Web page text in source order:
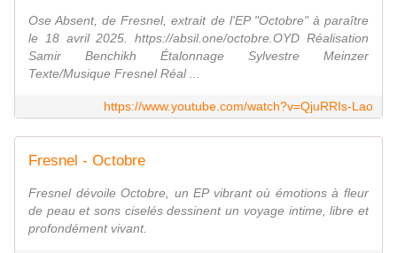
Ose Absent, de Fresnel, extrait de l'EP "Octobre" à paraître
le 18 avril 2025. https://absil.one/octobre.OYD Réalisation
Samir Benchikh Étalonnage Sylvestre Meinzer
Texte/Musique Fresnel Réal ...
https://www.youtube.com/watch?v=QjuRRIs-Lao
Fresnel - Octobre
Fresnel dévoile Octobre, un EP vibrant où émotions à fleur
de peau et sons ciselés dessinent un voyage intime, libre et
profondément vivant.